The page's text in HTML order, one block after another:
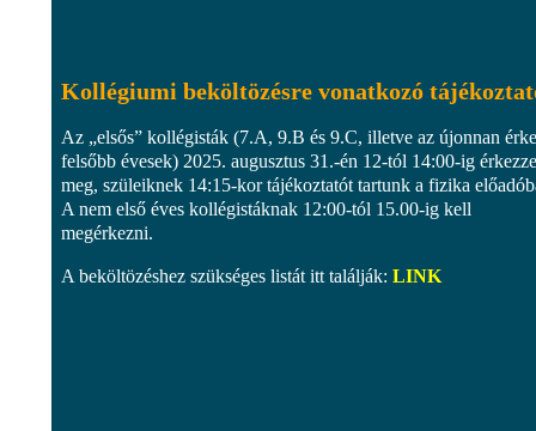
Kollégiumi beköltözésre vonatkozó
Az „elsős” kollégisták (7.A, 9.B és 9.C, illetve az újonnan
felsőbb évesek) 2025. augusztus 31.-én 12-tól 14:00-ig
meg, szüleiknek 14:15-kor tájékoztatót tartunk a fizika
A nem első éves kollégistáknak 12:00-tól 15.00-ig kell
megérkezni.
A beköltözéshez szükséges listát itt találják: LINK